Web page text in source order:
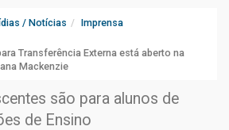
/ Notícias
Imprensa
Transferência Externa está aberto na
Mackenzie
são para alunos de
de Ensino